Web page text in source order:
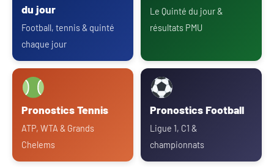
du jour
Football, tennis & quinté
chaque jour
Le Quinté du jour &
résultats PMU
Pronostics Tennis
ATP, WTA & Grands
Chelems
Pronostics Football
Ligue 1, C1 &
championnats